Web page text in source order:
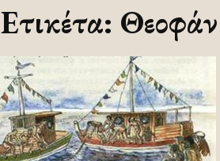
Ετικέτα: